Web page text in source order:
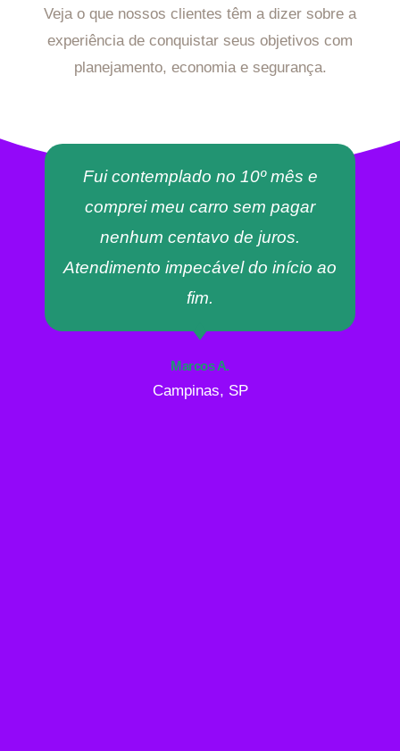
Veja o que nossos clientes têm a dizer sobre a
experiência de conquistar seus objetivos com
planejamento, economia e segurança.
Fui contemplado no 10º mês e
comprei meu carro sem pagar
nenhum centavo de juros.
Atendimento impecável do início ao
fim.
Marcos A.
Campinas, SP